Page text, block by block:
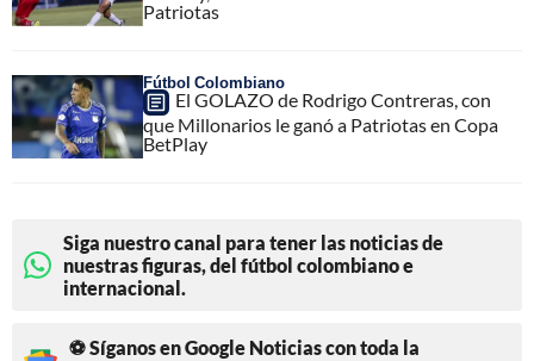
Patriotas
Fútbol Colombiano
El GOLAZO de Rodrigo Contreras, con
que Millonarios le ganó a Patriotas en Copa
BetPlay
Siga nuestro canal para tener las noticias de
nuestras figuras, del fútbol colombiano e
internacional.
⚽ Síganos en Google Noticias con toda la